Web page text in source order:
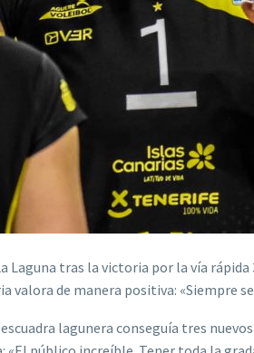
Laguna tras la victoria por la vía
valora de manera positiva: «Siempre
lagunera conseguía tres